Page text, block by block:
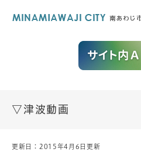
▽津波動画
本
更新日：2015年4月6日更新